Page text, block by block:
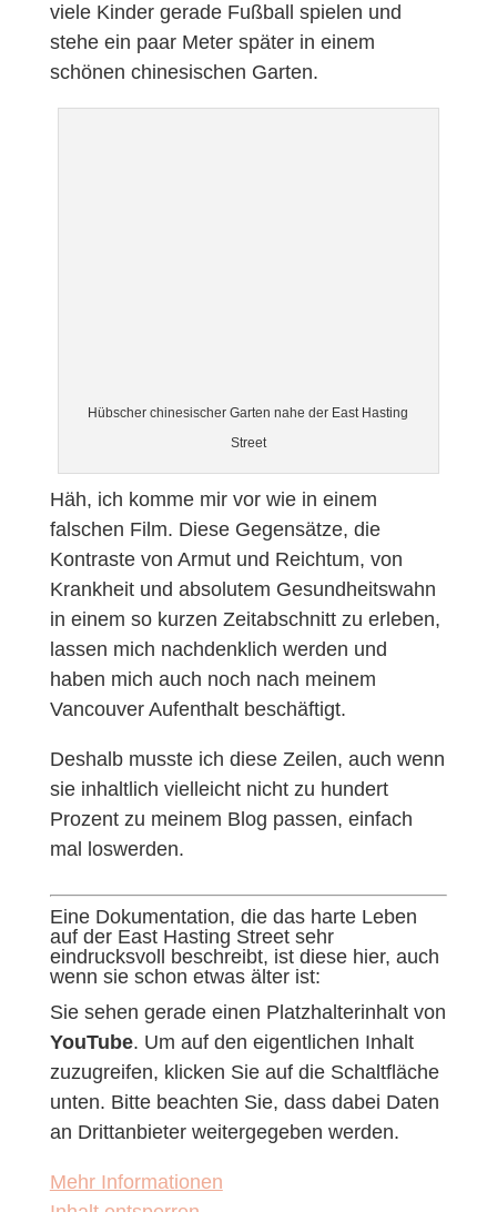
viele Kinder gerade Fußball spielen und
stehe ein paar Meter später in einem
schönen chinesischen Garten.
Hübscher chinesischer Garten nahe der East Hasting
Street
Häh, ich komme mir vor wie in einem
falschen Film. Diese Gegensätze, die
Kontraste von Armut und Reichtum, von
Krankheit und absolutem Gesundheitswahn
in einem so kurzen Zeitabschnitt zu erleben,
lassen mich nachdenklich werden und
haben mich auch noch nach meinem
Vancouver Aufenthalt beschäftigt.
Deshalb musste ich diese Zeilen, auch wenn
sie inhaltlich vielleicht nicht zu hundert
Prozent zu meinem Blog passen, einfach
mal loswerden.
Eine Dokumentation, die das harte Leben
auf der East Hasting Street sehr
eindrucksvoll beschreibt, ist diese hier, auch
wenn sie schon etwas älter ist:
Sie sehen gerade einen Platzhalterinhalt von
YouTube. Um auf den eigentlichen Inhalt
zuzugreifen, klicken Sie auf die Schaltfläche
unten. Bitte beachten Sie, dass dabei Daten
an Drittanbieter weitergegeben werden.
Mehr Informationen